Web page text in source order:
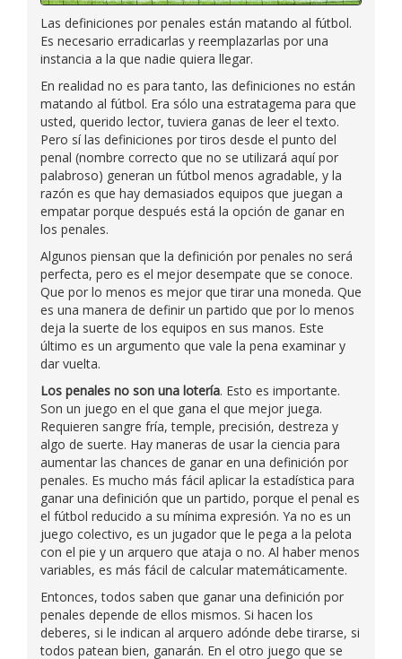
Las definiciones por penales están matando al fútbol.
Es necesario erradicarlas y reemplazarlas por una
instancia a la que nadie quiera llegar.
En realidad no es para tanto, las definiciones no están
matando al fútbol. Era sólo una estratagema para que
usted, querido lector, tuviera ganas de leer el texto.
Pero sí las definiciones por tiros desde el punto del
penal (nombre correcto que no se utilizará aquí por
palabroso) generan un fútbol menos agradable, y la
razón es que hay demasiados equipos que juegan a
empatar porque después está la opción de ganar en
los penales.
Algunos piensan que la definición por penales no será
perfecta, pero es el mejor desempate que se conoce.
Que por lo menos es mejor que tirar una moneda. Que
es una manera de definir un partido que por lo menos
deja la suerte de los equipos en sus manos. Este
último es un argumento que vale la pena examinar y
dar vuelta.
Los penales no son una lotería. Esto es importante.
Son un juego en el que gana el que mejor juega.
Requieren sangre fría, temple, precisión, destreza y
algo de suerte. Hay maneras de usar la ciencia para
aumentar las chances de ganar en una definición por
penales. Es mucho más fácil aplicar la estadística para
ganar una definición que un partido, porque el penal es
el fútbol reducido a su mínima expresión. Ya no es un
juego colectivo, es un jugador que le pega a la pelota
con el pie y un arquero que ataja o no. Al haber menos
variables, es más fácil de calcular matemáticamente.
Entonces, todos saben que ganar una definición por
penales depende de ellos mismos. Si hacen los
deberes, si le indican al arquero adónde debe tirarse, si
todos patean bien, ganarán. En el otro juego que se